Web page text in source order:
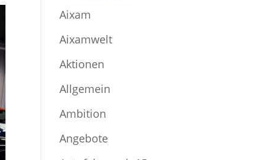
Aixam
Aixamwelt
Aktionen
Allgemein
Ambition
Angebote